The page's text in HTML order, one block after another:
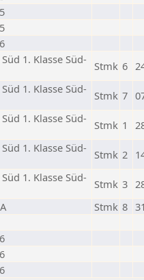
1. Klasse Süd-
Stmk 6
1. Klasse Süd-
Stmk 7
1. Klasse Süd-
Stmk 1
1. Klasse Süd-
Stmk 2
1. Klasse Süd-
Stmk 3
Stmk 8